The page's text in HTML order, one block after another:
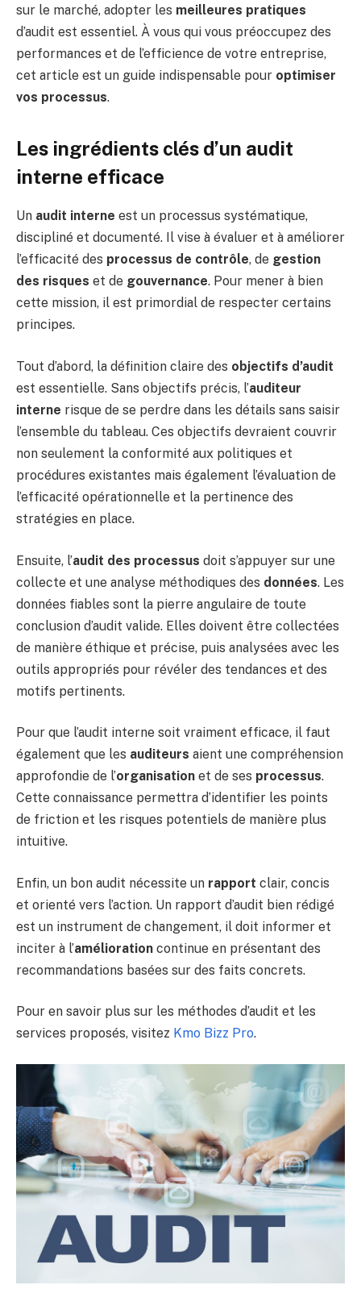
sur le marché, adopter les meilleures pratiques
d’audit est essentiel. À vous qui vous préoccupez des
performances et de l’efficience de votre entreprise,
cet article est un guide indispensable pour optimiser
vos processus.
Les ingrédients clés d’un audit
interne efficace
Un audit interne est un processus systématique,
discipliné et documenté. Il vise à évaluer et à améliorer
l’efficacité des processus de contrôle, de gestion
des risques et de gouvernance. Pour mener à bien
cette mission, il est primordial de respecter certains
principes.
Tout d’abord, la définition claire des objectifs d’audit
est essentielle. Sans objectifs précis, l’auditeur
interne risque de se perdre dans les détails sans saisir
l’ensemble du tableau. Ces objectifs devraient couvrir
non seulement la conformité aux politiques et
procédures existantes mais également l’évaluation de
l’efficacité opérationnelle et la pertinence des
stratégies en place.
Ensuite, l’audit des processus doit s’appuyer sur une
collecte et une analyse méthodiques des données. Les
données fiables sont la pierre angulaire de toute
conclusion d’audit valide. Elles doivent être collectées
de manière éthique et précise, puis analysées avec les
outils appropriés pour révéler des tendances et des
motifs pertinents.
Pour que l’audit interne soit vraiment efficace, il faut
également que les auditeurs aient une compréhension
approfondie de l’organisation et de ses processus.
Cette connaissance permettra d’identifier les points
de friction et les risques potentiels de manière plus
intuitive.
Enfin, un bon audit nécessite un rapport clair, concis
et orienté vers l’action. Un rapport d’audit bien rédigé
est un instrument de changement, il doit informer et
inciter à l’amélioration continue en présentant des
recommandations basées sur des faits concrets.
Pour en savoir plus sur les méthodes d’audit et les
services proposés, visitez Kmo Bizz Pro.